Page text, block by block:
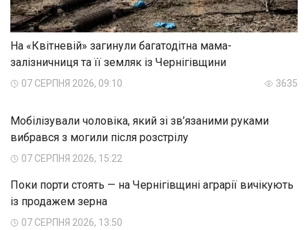
На «Квітневій» загинули багатодітна мама-
залізничниця та її земляк із Чернігівщини
07 СЕРПНЯ 2026, 09:10 3635
Мобілізували чоловіка, який зі зв’язаними руками
вибрався з могили після розстрілу
07 СЕРПНЯ 2026, 15:22
Поки порти стоять — на Чернігівщині аграрії вичікують
із продажем зерна
07 СЕРПНЯ 2026, 13:50